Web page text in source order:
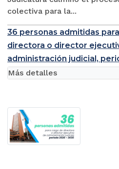
colectiva para la...
36 personas admitidas
directora o director
administración judicial,
Más detalles